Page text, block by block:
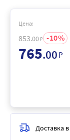
Цена:
853.00₽ 10
765.00₽
Доставка в